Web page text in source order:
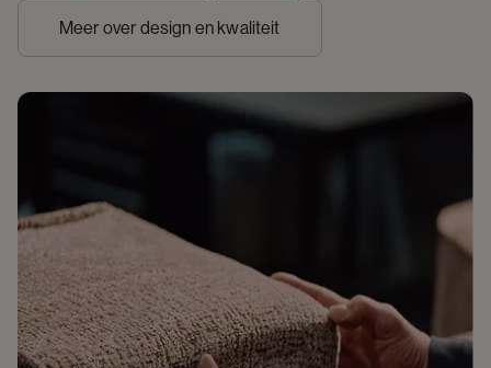
Meer over design en kwaliteit